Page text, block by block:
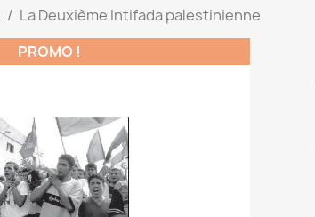
La Deuxième Intifada palestinienne
PROMO !